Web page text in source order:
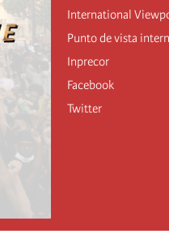
International
Punto de vista
Inprecor
Facebook
Twitter